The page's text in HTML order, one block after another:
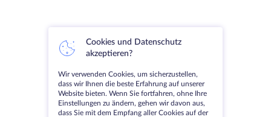
Cookies und Datenschutz
akzeptieren?
Wir verwenden Cookies, um sicherzustellen,
dass wir Ihnen die beste Erfahrung auf unserer
Website bieten. Wenn Sie fortfahren, ohne Ihre
Einstellungen zu ändern, gehen wir davon aus,
dass Sie mit dem Empfang aller Cookies auf der